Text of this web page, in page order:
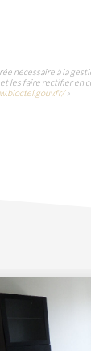
nécessaire à la
les faire rectifier en
»